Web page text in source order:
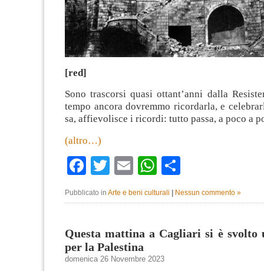
[red]
Sono trascorsi quasi ottant’anni dalla
tempo ancora dovremmo ricordarla, e
sa, affievolisce i ricordi: tutto passa, a poco a
(altro…)
Facebook
TwitterEmailWhatsApp
Pubblicato in Arte e beni culturali | Nessun commento »
Questa mattina a Cagliari si è svolto
per la Palestina
domenica 26 Novembre 2023